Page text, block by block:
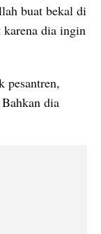
buat bekal di
karena dia ingin
pesantren,
dia